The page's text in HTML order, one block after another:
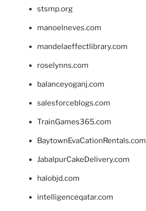
stsmp.org
manoelneves.com
mandelaeffectlibrary.com
roselynns.com
balanceyoganj.com
salesforceblogs.com
TrainGames365.com
BaytownEvaCationRentals.com
JabalpurCakeDelivery.com
halobjd.com
intelligenceqatar.com